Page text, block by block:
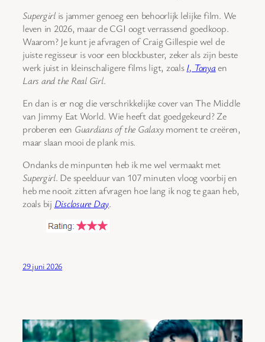
Supergirlis jammer genoeg een behoorlijk lelijke film. We
leven in 2026, maar de CGI oogt verrassend goedkoop.
Waarom? Je kunt je afvragen of Craig Gillespie wel de
juiste regisseur is voor een blockbuster, zeker als zijn beste
werk juist in kleinschaligere films ligt, zoalsI, Tonyaen
Lars and the Real Girl.
En dan is er nog die verschrikkelijke cover van The Middle
van Jimmy Eat World. Wie heeft dat goedgekeurd? Ze
proberen een Guardians of the Galaxymoment te creëren,
maar slaan mooi de plank mis.
Ondanks de minpunten heb ik me wel vermaakt met
Supergirl. De speelduur van 107 minuten vloog voorbij en
heb me nooit zitten afvragen hoe lang ik nog te gaan heb,
zoals bij Disclosure Day.
29 juni 2026